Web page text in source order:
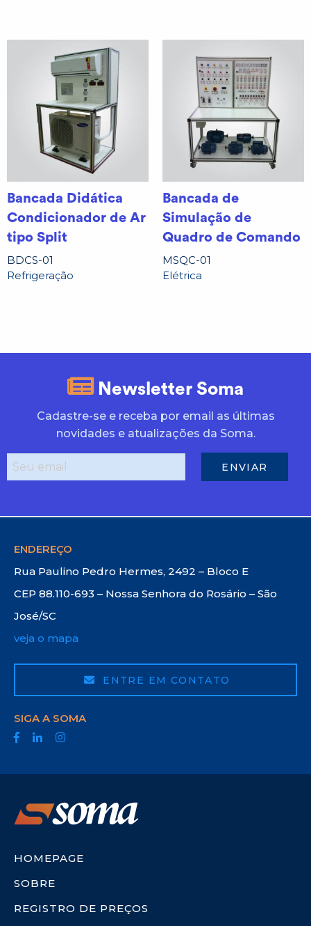
Bancada Didática
Condicionador de Ar
tipo Split
BDCS-01
Refrigeração
Bancada de
Simulação de
Quadro de Comando
MSQC-01
Elétrica
Newsletter Soma
Cadastre-se e receba por email as últimas
novidades e atualizações da Soma.
ENDEREÇO
Rua Paulino Pedro Hermes, 2492 – Bloco E
CEP 88.110-693 – Nossa Senhora do Rosário – São
José/SC
veja o mapa
ENTRE EM CONTATO
SIGA A SOMA
HOMEPAGE
SOBRE
REGISTRO DE PREÇOS